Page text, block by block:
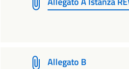
Allegato B